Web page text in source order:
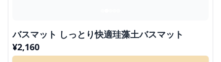
バスマット しっとり快適珪藻土バスマット
¥2,160